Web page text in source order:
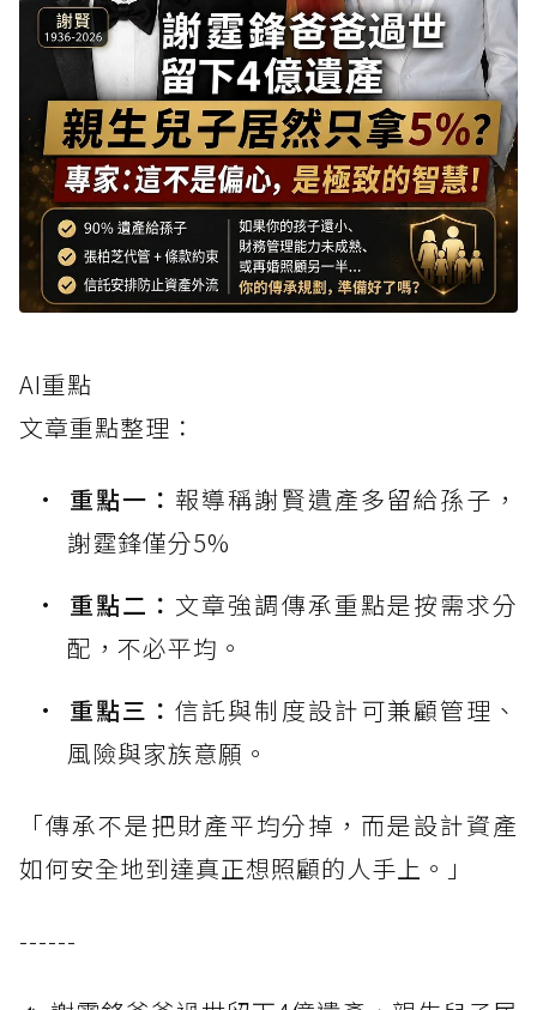
AI重點
文章重點整理：
重點一： 報導稱謝賢遺產多留給孫子，
謝霆鋒僅分5%
重點二： 文章強調傳承重點是按需求分
配，不必平均。
重點三：信託與制度設計可兼顧管理、
風險與家族意願。
「傳承不是把財產平均分掉，而是設計資產
如何安全地到達真正想照顧的人手上。」
------